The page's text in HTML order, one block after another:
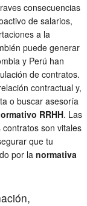
consecuencias
de salarios,
a la
puede generar
y Perú han
de contratos.
contractual y,
o buscar asesoría
RRHH. Las
son vitales
que tu
por la normativa